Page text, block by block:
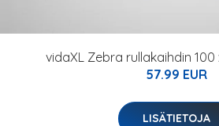
vidaXL Zebra rullakaihdin 100
57.99 EUR
LISÄTIETOJA